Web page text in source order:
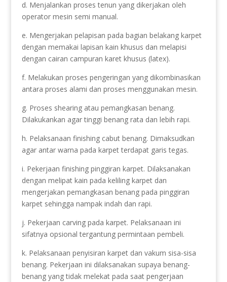
d. Menjalankan proses tenun yang dikerjakan oleh
operator mesin semi manual.
e. Mengerjakan pelapisan pada bagian belakang karpet
dengan memakai lapisan kain khusus dan melapisi
dengan cairan campuran karet khusus (latex).
f. Melakukan proses pengeringan yang dikombinasikan
antara proses alami dan proses menggunakan mesin.
g. Proses shearing atau pemangkasan benang.
Dilakukankan agar tinggi benang rata dan lebih rapi.
h. Pelaksanaan finishing cabut benang. Dimaksudkan
agar antar warna pada karpet terdapat garis tegas.
i. Pekerjaan finishing pinggiran karpet. Dilaksanakan
dengan melipat kain pada keliling karpet dan
mengerjakan pemangkasan benang pada pinggiran
karpet sehingga nampak indah dan rapi.
j. Pekerjaan carving pada karpet. Pelaksanaan ini
sifatnya opsional tergantung permintaan pembeli.
k. Pelaksanaan penyisiran karpet dan vakum sisa-sisa
benang. Pekerjaan ini dilaksanakan supaya benang-
benang yang tidak melekat pada saat pengerjaan